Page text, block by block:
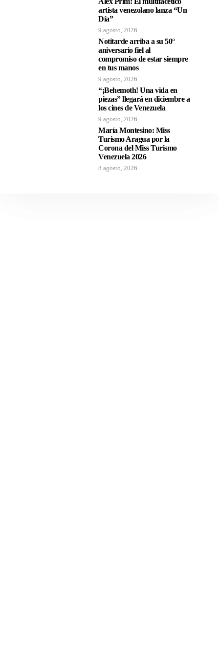
artista venezolano lanza “Un
Día”
9 agosto, 2026
Notitarde arriba a su 50°
aniversario fiel al
compromiso de estar siempre
en tus manos
9 agosto, 2026
“¡Behemoth! Una vida en
piezas” llegará en diciembre a
los cines de Venezuela
9 agosto, 2026
María Montesino: Miss
Turismo Aragua por la
Corona del Miss Turismo
Venezuela 2026
8 agosto, 2026